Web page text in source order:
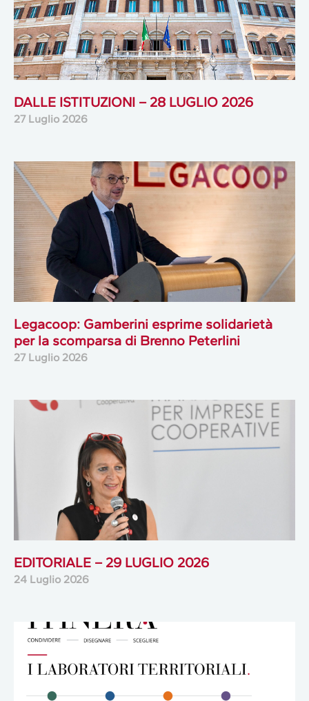
DALLE ISTITUZIONI – 28 LUGLIO 2026
27 Luglio 2026
Legacoop: Gamberini esprime solidarietà
per la scomparsa di Brenno Peterlini
27 Luglio 2026
EDITORIALE – 29 LUGLIO 2026
24 Luglio 2026